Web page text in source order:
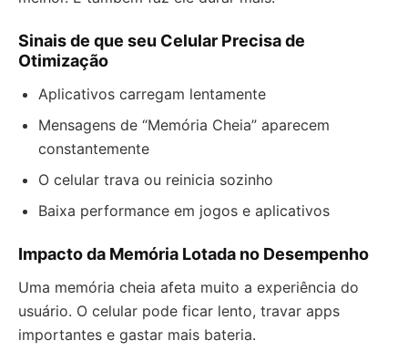
Sinais de que seu Celular Precisa de
Otimização
Aplicativos carregam lentamente
Mensagens de “Memória Cheia” aparecem
constantemente
O celular trava ou reinicia sozinho
Baixa performance em jogos e aplicativos
Impacto da Memória Lotada no Desempenho
Uma memória cheia afeta muito a experiência do
usuário. O celular pode ficar lento, travar apps
importantes e gastar mais bateria.